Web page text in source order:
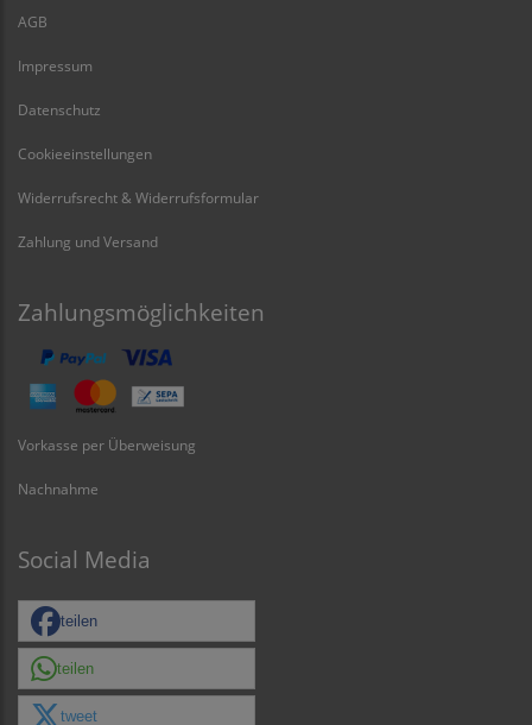
AGB
Impressum
Datenschutz
Cookieeinstellungen
Widerrufsrecht & Widerrufsformular
Zahlung und Versand
Zahlungsmöglichkeiten
Vorkasse per Überweisung
Nachnahme
Social Media
teilen
teilen
tweet